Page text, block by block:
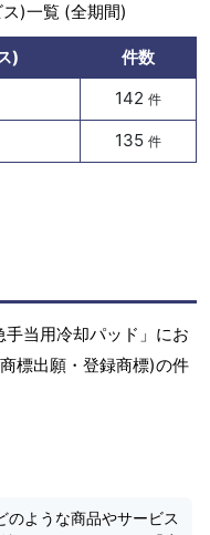
)一覧 (全期間)
)
件数
142 件
135 件
当用冷却パッド」にお
標出願・登録商標)の件
のような商品やサービス